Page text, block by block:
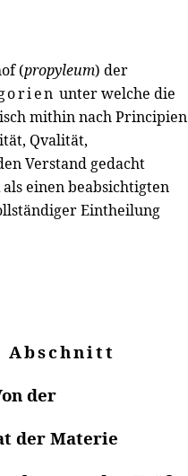
(propyleum) der
unter welche die
mithin nach Principien
Qvalität,
Verstand gedacht
einen beabsichtigten
Eintheilung
Abschnitt
der
der Materie